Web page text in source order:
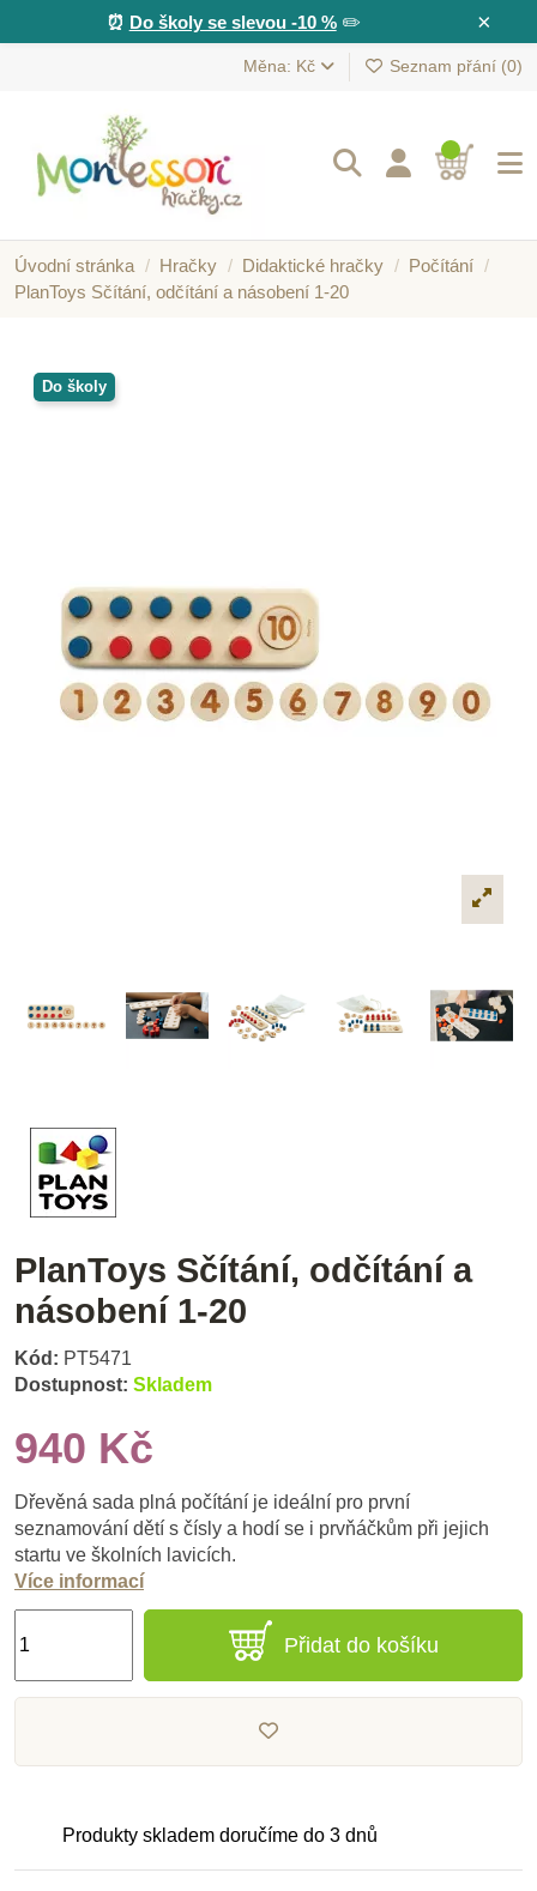
×
⏰ Do školy se slevou -10 %✏️
Měna: Kč Seznam přání (0)
Úvodní stránka Hračky Didaktické hračky
Počítání
PlanToys Sčítání, odčítání a násobení 1-20
Do školy
PlanToys Sčítání, odčítání a
násobení 1-20
Kód: PT5471
Dostupnost: Skladem
940 Kč
Dřevěná sada plná počítání je ideální pro první
seznamování dětí s čísly a hodí se i prvňáčkům při jejich
startu ve školních lavicích.
Více informací
Přidat do košíku
Produkty skladem doručíme do 3 dnů